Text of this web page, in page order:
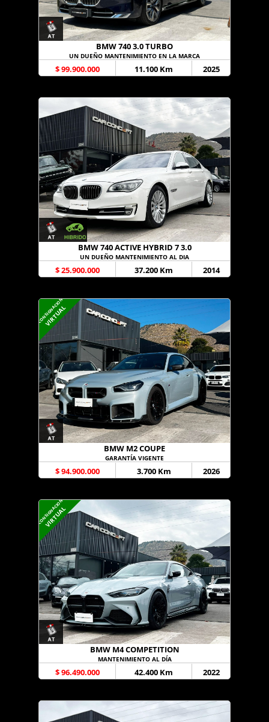
BMW 740 3.0 TURBO
UN DUEÑO MANTENIMIENTO EN LA MARCA
$ 99.900.000 11.100 Km 2025
BMW 740 ACTIVE HYBRID 7 3.0
UN DUEÑO MANTENIMIENTO AL DIA
$ 25.900.000 37.200 Km 2014
CONSIGNACION
VIRTUAL
BMW M2 COUPE
GARANTÍA VIGENTE
$ 94.900.000 3.700 Km 2026
CONSIGNACION
VIRTUAL
BMW M4 COMPETITION
MANTENIMIENTO AL DÍA
$ 96.490.000 42.400 Km 2022